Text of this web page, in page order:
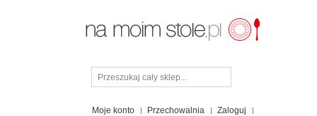
Moje konto Przechowalnia
Zaloguj